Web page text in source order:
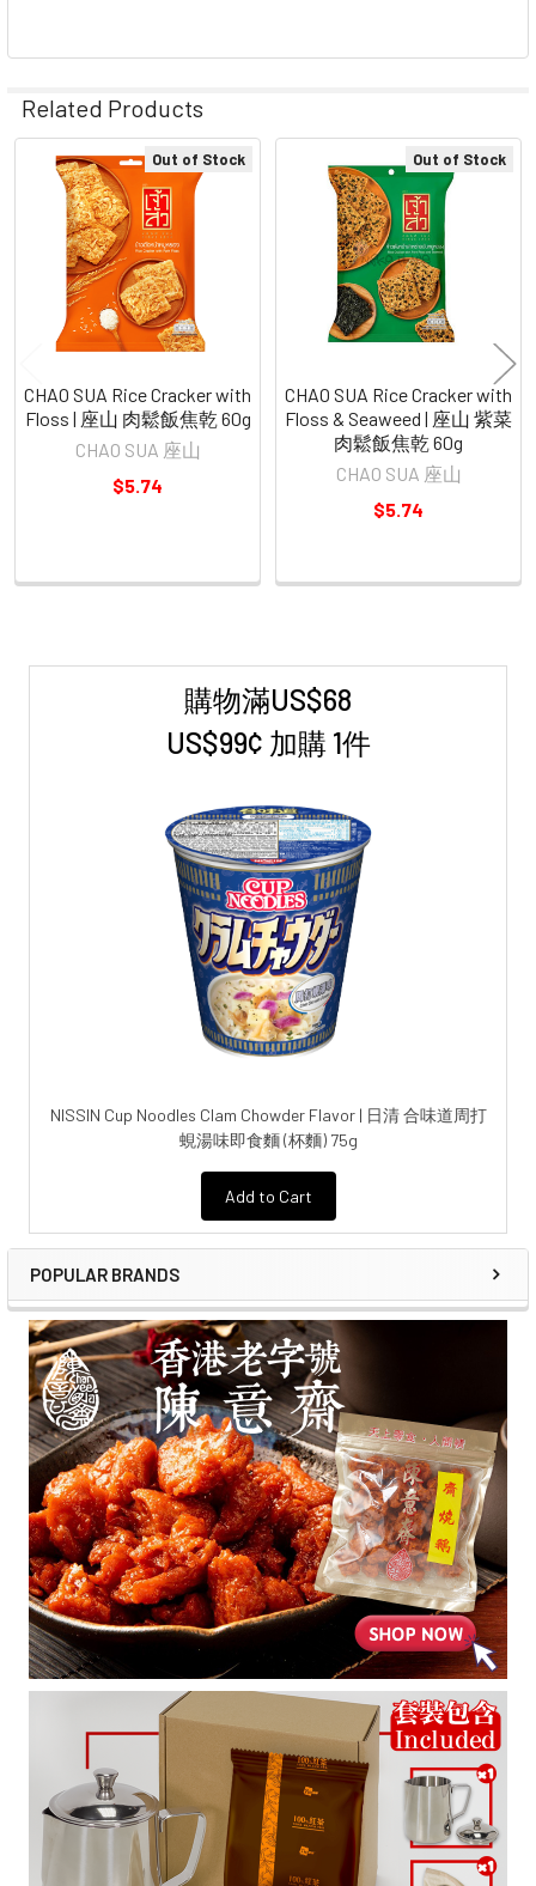
購物滿US$68
US$99¢ 加購 1件
NISSIN Cup Noodles Clam Chowder Flavor | 日清 合味道周打
蜆湯味即食麵 (杯麵) 75g
Add to Cart
POPULAR BRANDS
Related Products
Related
Products
Out of Stock
CHAO SUA Rice Cracker with
Floss | 座山 肉鬆飯焦乾 60g
CHAO SUA 座山
$5.74
Out of Stock
CHAO SUA Rice Cracker with
Floss & Seaweed | 座山 紫菜
肉鬆飯焦乾 60g
CHAO SUA 座山
$5.74